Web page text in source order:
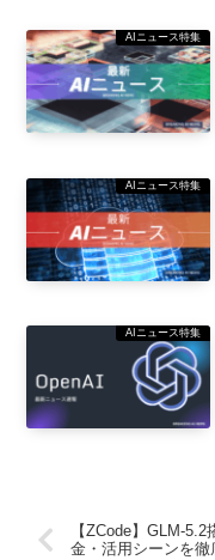
AIニュース特集
AIニュース特集
AIニュース特集
【ZCode】GLM-
金・活用シーンを徹